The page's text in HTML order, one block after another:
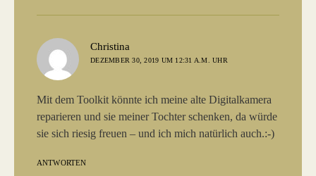
Christina
DEZEMBER 30, 2019 UM 12:31 A.M. UHR
Mit dem Toolkit könnte ich meine alte Digitalkamera
reparieren und sie meiner Tochter schenken, da würde
sie sich riesig freuen – und ich mich natürlich auch.:-)
ANTWORTEN